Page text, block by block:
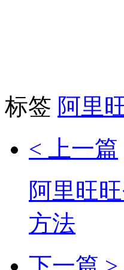
标签 阿里
< 上一篇
阿里旺
方法